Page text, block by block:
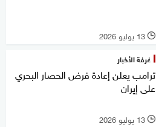
l 13 يوليو 2026
غرفة الأخبار
ترامب يعلن إعادة فرض الحصار البحري
على إيران
l 13 يوليو 2026